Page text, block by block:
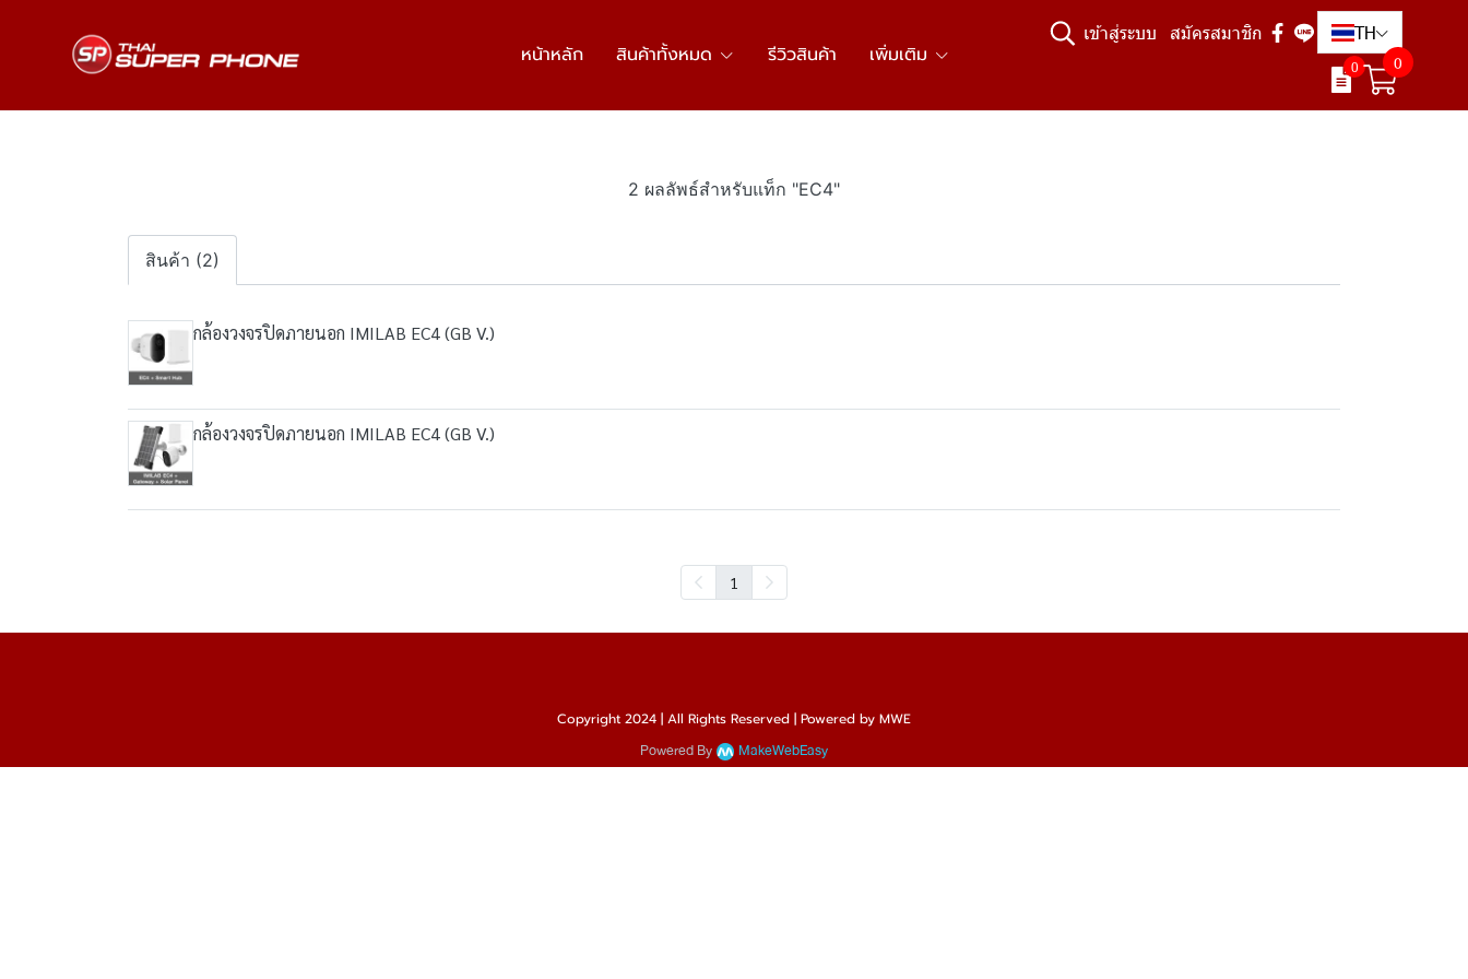
หน้าหลัก สินค้าทั้งหมด รีวิวสินค้า เพิ่มเติม
เข้าสู่ระบบ สมัครสมาชิก TH
0 0
2 ผลลัพธ์สำหรับแท็ก "EC4"
สินค้า (2)
กล้องวงจรปิดภายนอก IMILAB EC4 (GB V.)
กล้องวงจรปิดภายนอก IMILAB EC4 (GB V.)
1
Copyright 2024 | All Rights Reserved | Powered by MWE
Powered By MakeWebEasy